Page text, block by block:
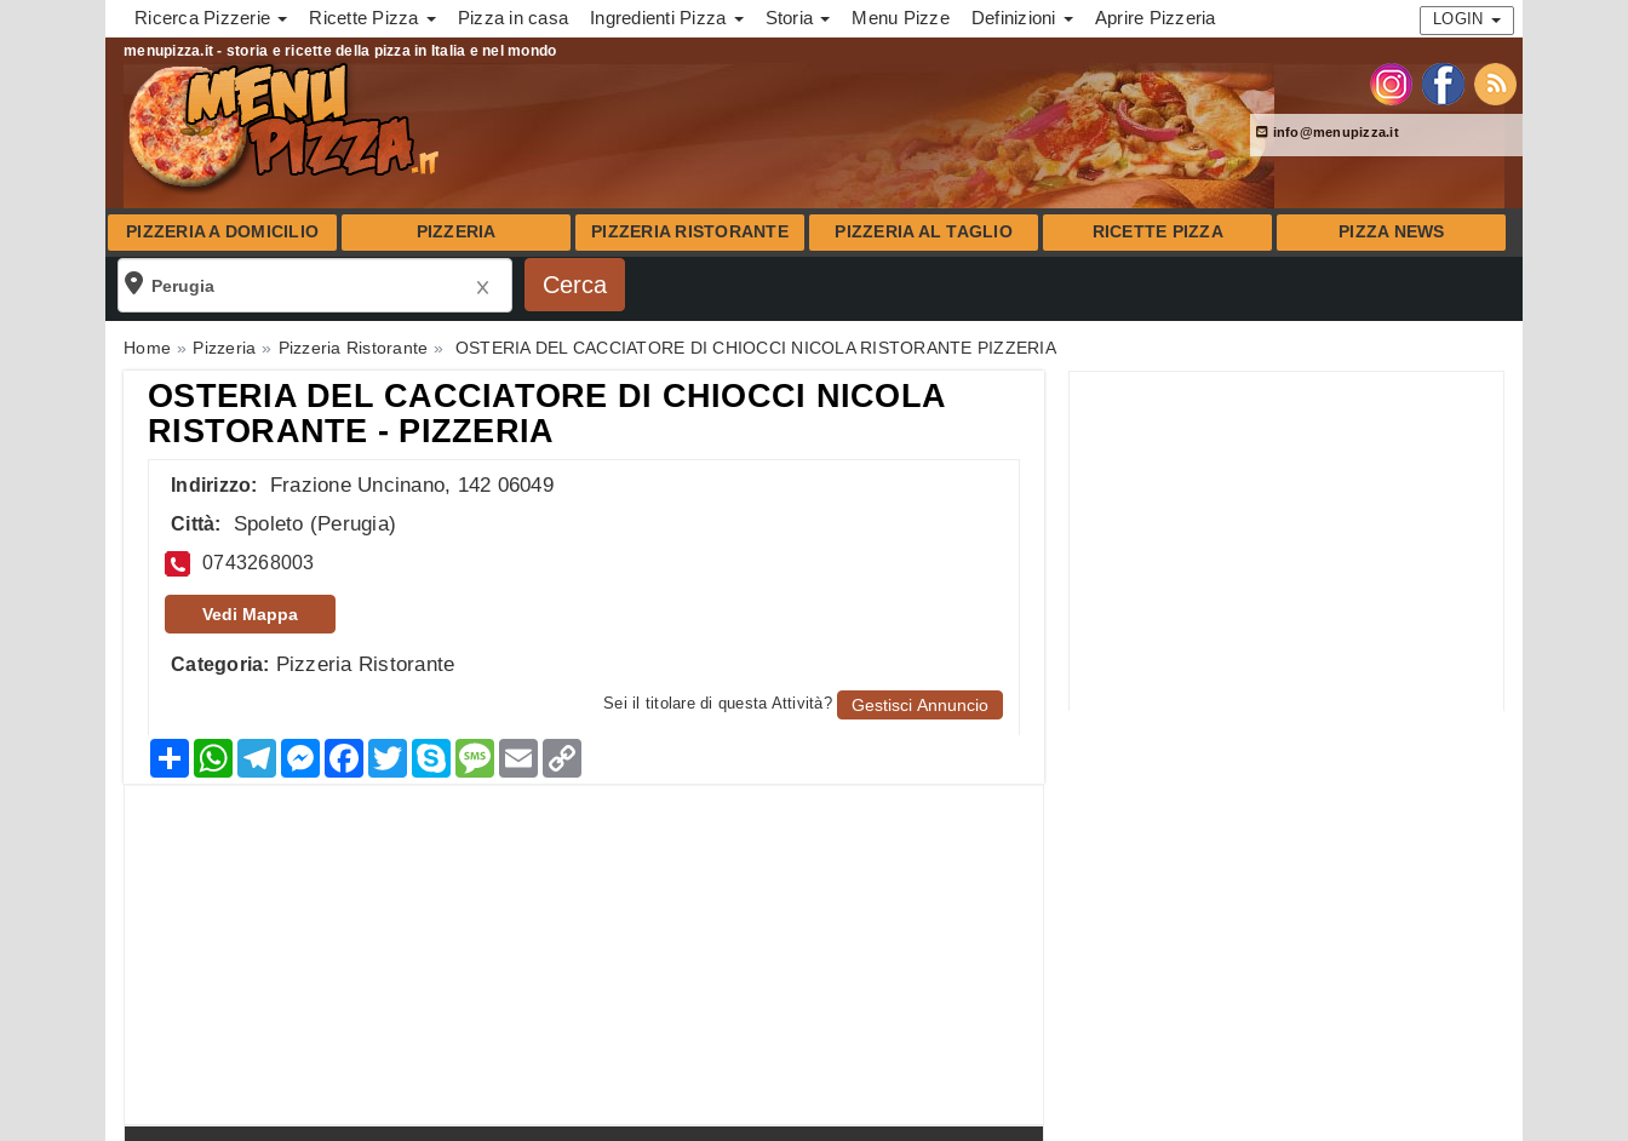
Ricerca Pizzerie Ricette Pizza Pizza in casa Ingredienti Pizza Storia Menu Pizze Definizioni Aprire Pizzeria LOGIN
menupizza.it - storia e ricette della pizza in Italia e nel mondo
info@menupizza.it
PIZZERIA A DOMICILIO PIZZERIA PIZZERIA RISTORANTE PIZZERIA AL TAGLIO RICETTE PIZZA PIZZA NEWS
Home Pizzeria Pizzeria Ristorante OSTERIA DEL CACCIATORE DI CHIOCCI NICOLA RISTORANTE PIZZERIA
OSTERIA DEL CACCIATORE DI CHIOCCI NICOLA
RISTORANTE - PIZZERIA
Indirizzo: Frazione Uncinano, 142 06049
Città: Spoleto (Perugia)
0743268003
Vedi Mappa
Categoria: Pizzeria Ristorante
Sei il titolare di questa Attività? Gestisci Annuncio
CondividiWhatsAppTelegramMessenger
Facebook
TwitterSkypeMessage
Email